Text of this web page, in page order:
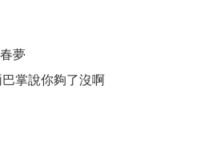
夢
掌說你夠了沒啊